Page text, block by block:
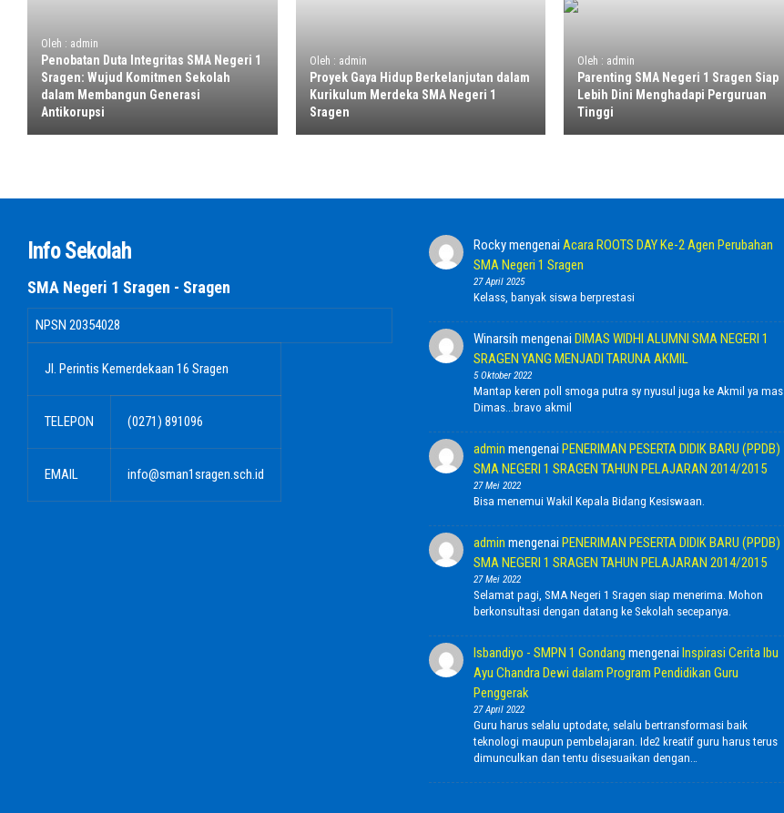
Oleh : admin
Penobatan Duta Integritas SMA Negeri 1
Sragen: Wujud Komitmen Sekolah
dalam Membangun Generasi
Antikorupsi
Oleh : admin
Proyek Gaya Hidup Berkelanjutan dalam
Kurikulum Merdeka SMA Negeri 1
Sragen
Oleh : admin
Parenting SMA Negeri 1 Sragen Siap
Lebih Dini Menghadapi Perguruan
Tinggi
Info Sekolah
SMA Negeri 1 Sragen - Sragen
NPSN 20354028
Jl. Perintis Kemerdekaan 16 Sragen
TELEPON (0271) 891096
EMAIL info@sman1sragen.sch.id
RockymengenaiAcara ROOTS DAY Ke-2 Agen Perubahan
SMA Negeri 1 Sragen
27 April 2025
Kelass, banyak siswa berprestasi
Winarsih mengenaiDIMAS WIDHI ALUMNI SMA NEGERI 1
SRAGEN YANG MENJADI TARUNA AKMIL
5 Oktober 2022
Mantap keren poll smoga putra sy nyusul juga ke Akmil ya mas
Dimas...bravo akmil
admin mengenaiPENERIMAN PESERTA DIDIK BARU (PPDB)
SMA NEGERI 1 SRAGEN TAHUN PELAJARAN 2014/2015
27 Mei 2022
Bisa menemui Wakil Kepala Bidang Kesiswaan.
admin mengenaiPENERIMAN PESERTA DIDIK BARU (PPDB)
SMA NEGERI 1 SRAGEN TAHUN PELAJARAN 2014/2015
27 Mei 2022
Selamat pagi, SMA Negeri 1 Sragen siap menerima. Mohon
berkonsultasi dengan datang ke Sekolah secepanya.
Isbandiyo - SMPN 1 Gondang mengenaiInspirasi Cerita Ibu
Ayu Chandra Dewi dalam Program Pendidikan Guru
Penggerak
27 April 2022
Guru harus selalu uptodate, selalu bertransformasi baik
teknologi maupun pembelajaran. Ide2 kreatif guru harus terus
dimunculkan dan tentu disesuaikan dengan…